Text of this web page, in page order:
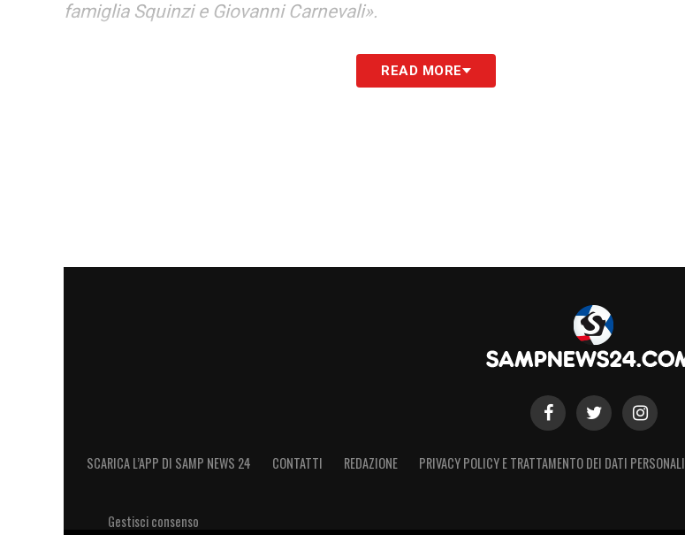
famiglia Squinzi e Giovanni Carnevali».
LA PLAYLIST DELLE NOSTRE TOP NEWSREAD MORE
SCARICA L’APP DI SAMP NEWS 24 CONTATTI REDAZIONE PRIVACY POLICY E TRATTAMENTO DEI DATI PERSONALI
Gestisci consenso